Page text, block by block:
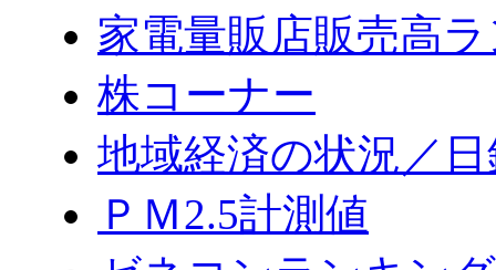
家電量販店販売高
株コーナー
地域経済の状況／
ＰＭ2.5計測値